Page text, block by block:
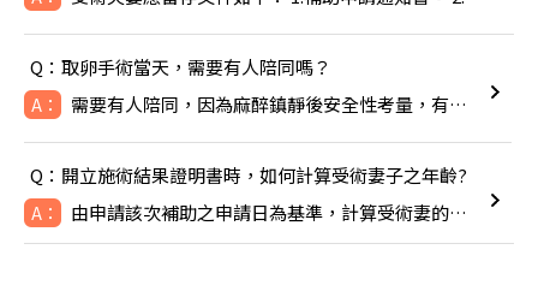
Q：取卵手術當天，需要有人陪同嗎？
A： 需要有人陪同，因為麻醉鎮靜後安全性考量，有人陪同比較安全。
Q：開立施術結果證明書時，如何計算受術妻子之年齡?
A： 由申請該次補助之申請日為基準，計算受術妻的年齡，即TFC於線